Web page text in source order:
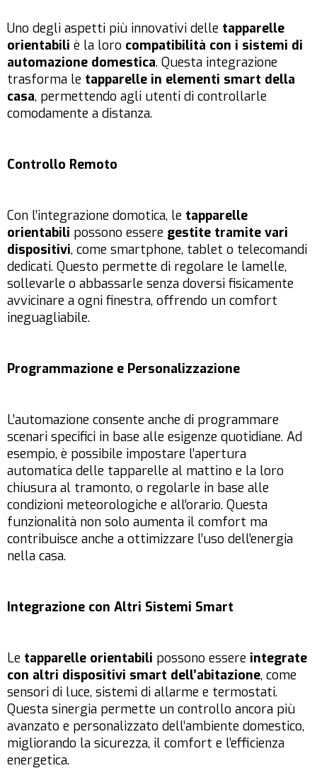
Uno degli aspetti più innovativi delle tapparelle
orientabili è la loro compatibilità con i sistemi di
automazione domestica. Questa integrazione
trasforma le tapparelle in elementi smart della
casa, permettendo agli utenti di controllarle
comodamente a distanza.
Controllo Remoto
Con l’integrazione domotica, le tapparelle
orientabili possono essere gestite tramite vari
dispositivi, come smartphone, tablet o telecomandi
dedicati. Questo permette di regolare le lamelle,
sollevarle o abbassarle senza doversi fisicamente
avvicinare a ogni finestra, offrendo un comfort
ineguagliabile.
Programmazione e Personalizzazione
L’automazione consente anche di programmare
scenari specifici in base alle esigenze quotidiane. Ad
esempio, è possibile impostare l’apertura
automatica delle tapparelle al mattino e la loro
chiusura al tramonto, o regolarle in base alle
condizioni meteorologiche e all’orario. Questa
funzionalità non solo aumenta il comfort ma
contribuisce anche a ottimizzare l’uso dell’energia
nella casa.
Integrazione con Altri Sistemi Smart
Le tapparelle orientabili possono essere integrate
con altri dispositivi smart dell’abitazione, come
sensori di luce, sistemi di allarme e termostati.
Questa sinergia permette un controllo ancora più
avanzato e personalizzato dell’ambiente domestico,
migliorando la sicurezza, il comfort e l’efficienza
energetica.